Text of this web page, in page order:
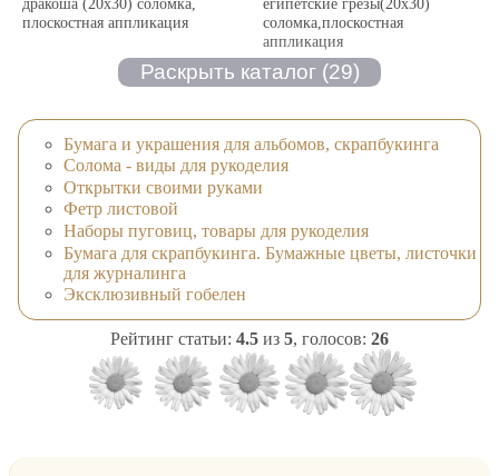
плоскостная аппликация
соломка,плоскостная
аппликация
Бумага и украшения для альбомов, скрапбукинга
Солома - виды для рукоделия
Открытки своими руками
Фетр листовой
Наборы пуговиц, товары для рукоделия
Бумага для скрапбукинга. Бумажные цветы, листочки
для журналинга
Эксклюзивный гобелен
Рейтинг статьи: 4.5 из 5, голосов: 26